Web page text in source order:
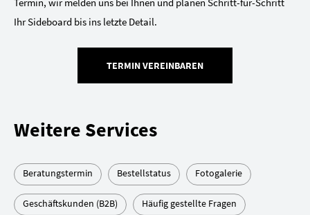
Ihr Sideboard bis ins letzte Detail.
TERMIN VEREINBAREN
Weitere Services
Beratungstermin Bestellstatus Fotogalerie
Geschäftskunden (B2B) Häufig gestellte Fragen